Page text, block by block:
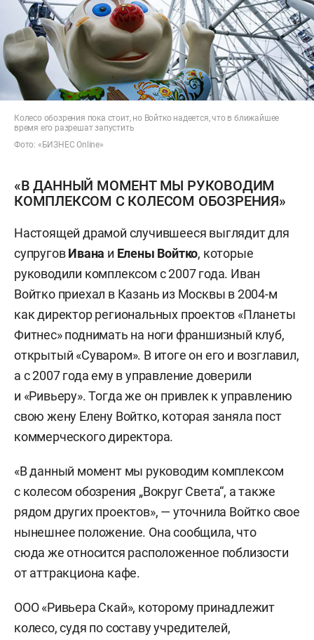
Колесо обозрения пока стоит, но Войтко надеется, что в ближайшее
время его разрешат запустить
Фото: «БИЗНЕС Online»
«В ДАННЫЙ МОМЕНТ МЫ РУКОВОДИМ
КОМПЛЕКСОМ С КОЛЕСОМ ОБОЗРЕНИЯ»
Настоящей драмой случившееся выглядит для
супруговИвана и Елены Войтко, которые
руководили комплексом с 2007 года. Иван
Войтко приехал в Казань из Москвы в 2004-м
как директор региональных проектов «Планеты
Фитнес» поднимать на ноги франшизный клуб,
открытый «Суваром». В итоге он его и возглавил,
а с 2007 года ему в управление доверили
и «Ривьеру». Тогда же он привлек к управлению
свою жену Елену Войтко, которая заняла пост
коммерческого директора.
«В данный момент мы руководим комплексом
с колесом обозрения „Вокруг Света“, а также
рядом других проектов», — уточнила Войтко свое
нынешнее положение. Она сообщила, что
сюда же относится расположенное поблизости
от аттракциона кафе.
ООО «Ривьера Скай», которому принадлежит
колесо, судя по составу учредителей,